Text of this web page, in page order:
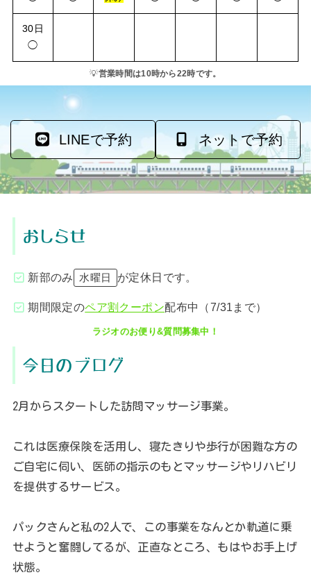
30日
◯
💡営業時間は10時から22時です。
LINEで予約 ネットで予約
おしらせ
新部のみ 水曜日 が定休日です。
期間限定のペア割クーポン配布中（7/31まで）
ラジオのお便り&質問募集中！
今日のブログ
2月からスタートした訪問マッサージ事業。
これは医療保険を活用し、寝たきりや歩行が困難な方の
ご自宅に伺い、医師の指示のもとマッサージやリハビリ
を提供するサービス。
パックさんと私の2人で、この事業をなんとか軌道に乗
せようと奮闘してるが、正直なところ、もはやお手上げ
状態。